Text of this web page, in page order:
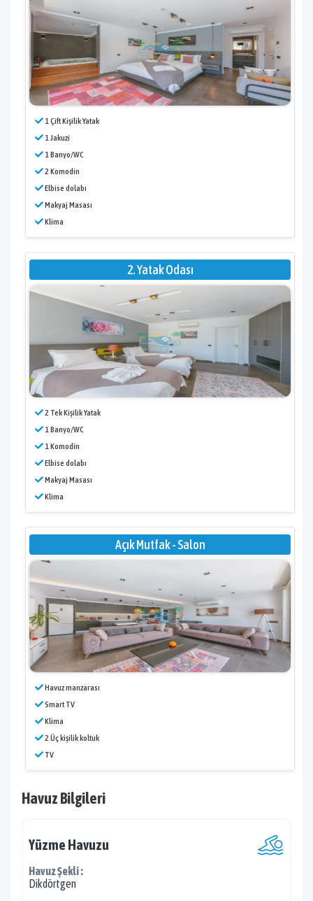
1 Çift Kişilik Yatak
1 Jakuzi
1 Banyo/WC
2 Komodin
Elbise dolabı
Makyaj Masası
Klima
2. Yatak Odası
2 Tek Kişilik Yatak
1 Banyo/WC
1 Komodin
Elbise dolabı
Makyaj Masası
Klima
Açık Mutfak - Salon
Havuz manzarası
Smart TV
Klima
2 Üç kişilik koltuk
TV
Havuz Bilgileri
Yüzme Havuzu
Havuz Şekli :
Dikdörtgen